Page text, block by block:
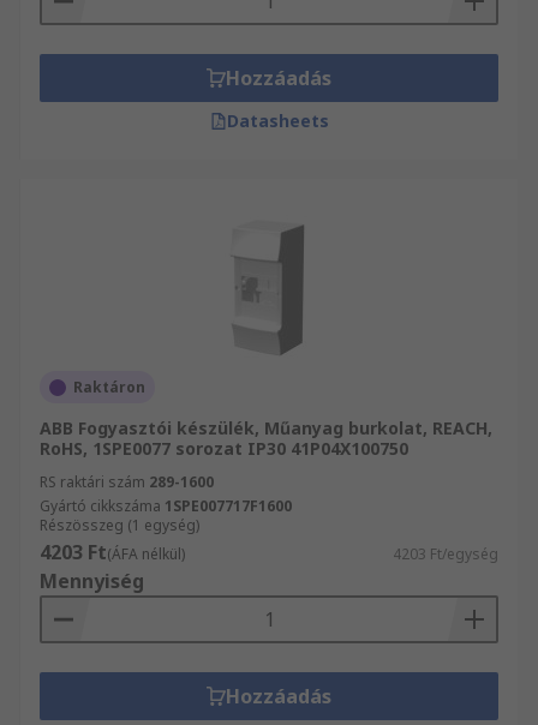
Hozzáadás
Datasheets
Raktáron
ABB Fogyasztói készülék, Műanyag burkolat, REACH,
RoHS, 1SPE0077 sorozat IP30 41P04X100750
RS raktári szám 289-1600
Gyártó cikkszáma 1SPE007717F1600
Részösszeg (1 egység)
4203 Ft(ÁFA nélkül) 4203 Ft/egység
Mennyiség
Hozzáadás